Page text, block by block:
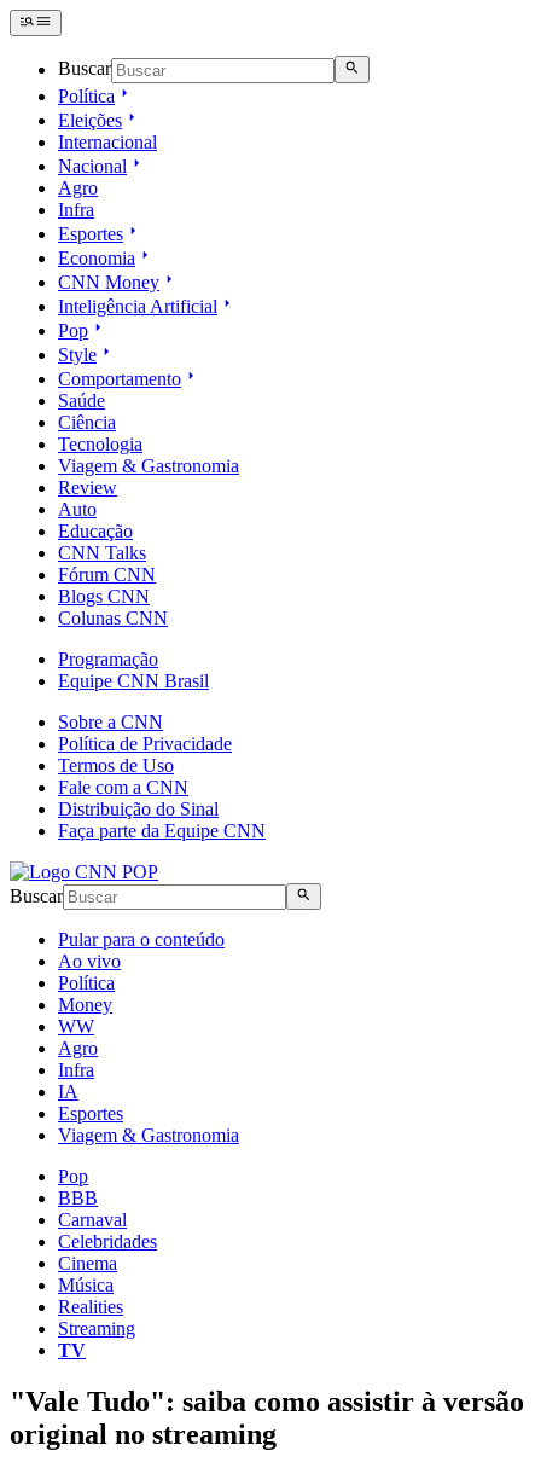
Buscar
Política
Eleições
Internacional
Nacional
Agro
Infra
Esportes
Economia
CNN Money
Inteligência Artificial
Pop
Style
Comportamento
Saúde
Ciência
Tecnologia
Viagem & Gastronomia
Review
Auto
Educação
CNN Talks
Fórum CNN
Blogs CNN
Colunas CNN
Programação
Equipe CNN Brasil
Sobre a CNN
Política de Privacidade
Termos de Uso
Fale com a CNN
Distribuição do Sinal
Faça parte da Equipe CNN
Buscar
Pular para o conteúdo
Ao vivo
Política
Money
WW
Agro
Infra
IA
Esportes
Viagem & Gastronomia
Pop
BBB
Carnaval
Celebridades
Cinema
Música
Realities
Streaming
TV
"Vale Tudo": saiba como assistir à versão
original no streaming